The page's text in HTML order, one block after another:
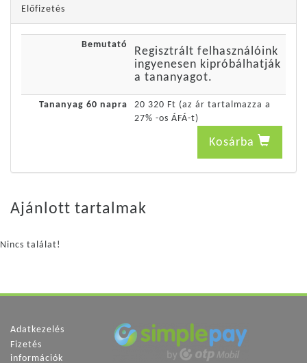
Előfizetés
Bemutató
Regisztrált felhasználóink
ingyenesen kipróbálhatják
a tananyagot.
Tananyag 60 napra
20 320 Ft (az ár tartalmazza a
27% -os ÁFÁ-t)
Kosárba
Ajánlott tartalmak
Nincs találat!
Adatkezelés
Fizetés
információk